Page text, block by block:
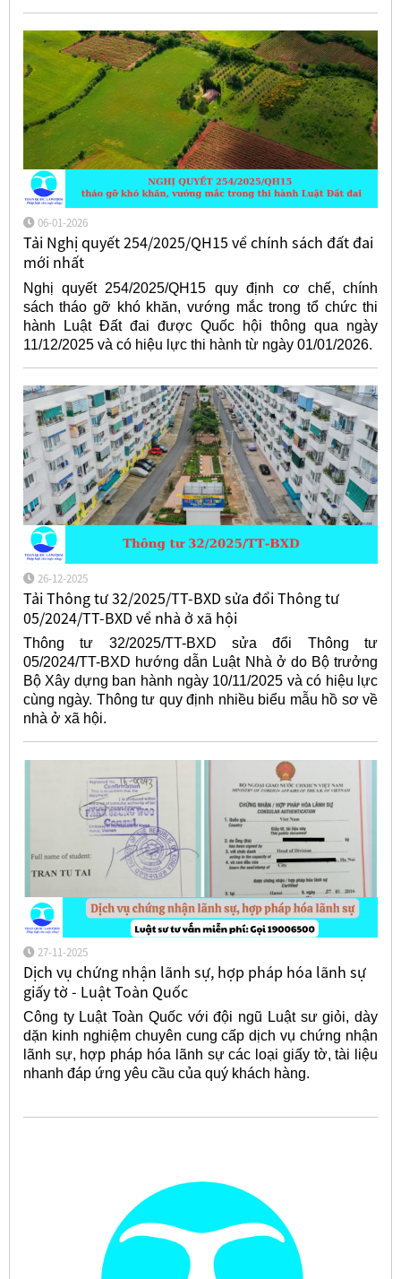
06-01-2026
Tải Nghị quyết 254/2025/QH15 về chính sách đất đai
mới nhất
Nghị quyết 254/2025/QH15 quy định cơ chế, chính
sách tháo gỡ khó khăn, vướng mắc trong tổ chức thi
hành Luật Đất đai được Quốc hội thông qua ngày
11/12/2025 và có hiệu lực thi hành từ ngày 01/01/2026.
26-12-2025
Tải Thông tư 32/2025/TT-BXD sửa đổi Thông tư
05/2024/TT-BXD về nhà ở xã hội
Thông tư 32/2025/TT-BXD sửa đổi Thông tư
05/2024/TT-BXD hướng dẫn Luật Nhà ở do Bộ trưởng
Bộ Xây dựng ban hành ngày 10/11/2025 và có hiệu lực
cùng ngày. Thông tư quy định nhiều biểu mẫu hồ sơ về
nhà ở xã hội.
27-11-2025
Dịch vụ chứng nhận lãnh sự, hợp pháp hóa lãnh sự
giấy tờ - Luật Toàn Quốc
Công ty Luật Toàn Quốc với đội ngũ Luật sư giỏi, dày
dặn kinh nghiệm chuyên cung cấp dịch vụ chứng nhận
lãnh sự, hợp pháp hóa lãnh sự các loại giấy tờ, tài liệu
nhanh đáp ứng yêu cầu của quý khách hàng.